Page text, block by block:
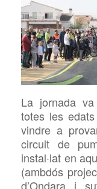
La jornada
totes les
vindre a
circuit de
instal·lat en
(ambdós
d’Ondara i